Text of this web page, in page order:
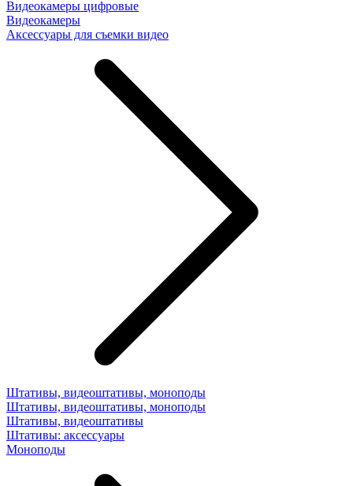
Видеокамеры цифровые
Видеокамеры
Аксессуары для съемки видео
Штативы, видеоштативы, моноподы
Штативы, видеоштативы, моноподы
Штативы, видеоштативы
Штативы: аксессуары
Моноподы